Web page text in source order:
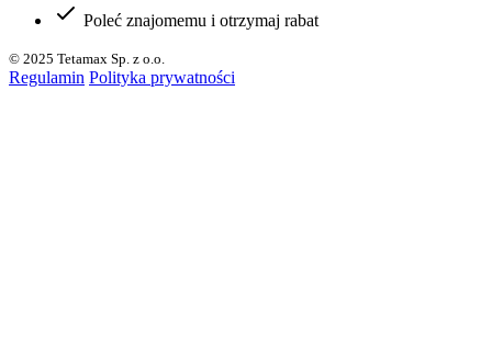
Poleć znajomemu i otrzymaj rabat
© 2025 Tetamax Sp. z o.o.
Regulamin Polityka prywatności